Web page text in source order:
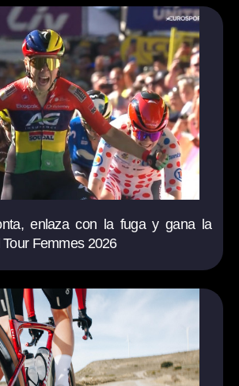
enlaza con la fuga y gana la
Femmes 2026